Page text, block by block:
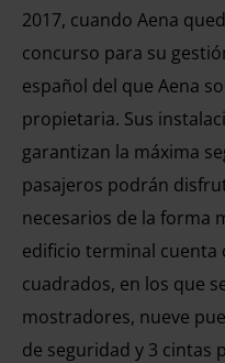
2017, cuando Aena
concurso para su
español del que Aena
propietaria. Sus
garantizan la máxima
pasajeros podrán
necesarios de la forma
edificio terminal cuenta
cuadrados, en los que
mostradores, nueve
de seguridad y 3 cintas